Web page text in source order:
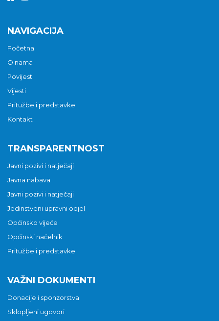
NAVIGACIJA
Početna
O nama
Povijest
Vijesti
Pritužbe i predstavke
Kontakt
TRANSPARENTNOST
Javni pozivi i natječaji
Javna nabava
Javni pozivi i natječaji
Jedinstveni upravni odjel
Općinsko vijeće
Općinski načelnik
Pritužbe i predstavke
VAŽNI DOKUMENTI
Donacije i sponzorstva
Sklopljeni ugovori